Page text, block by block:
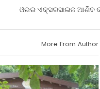
ଓଭର ଏକ୍ସରସାଇଜ ଆଣିବ
More From Author